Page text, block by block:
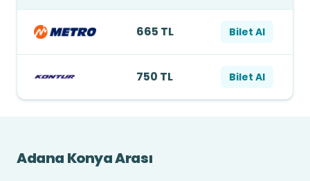
665 TL Bilet Al
750 TL Bilet Al
Adana Konya Arası